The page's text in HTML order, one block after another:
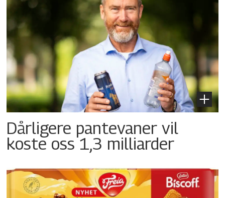
Dårligere pantevaner vil
koste oss 1,3 milliarder